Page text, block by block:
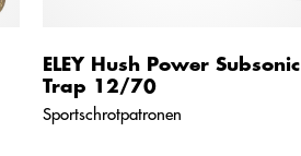
ELEY Hush Power Subsonic
Trap 12/70
Sportschrotpatronen